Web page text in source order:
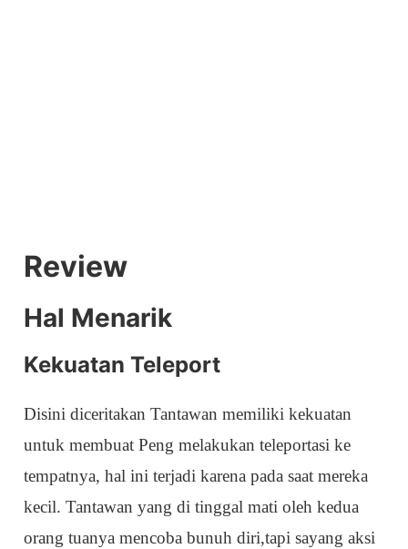
Review
Hal Menarik
Kekuatan Teleport
Disini diceritakan Tantawan memiliki kekuatan
untuk membuat Peng melakukan teleportasi ke
tempatnya, hal ini terjadi karena pada saat mereka
kecil. Tantawan yang di tinggal mati oleh kedua
orang tuanya mencoba bunuh diri,tapi sayang aksi